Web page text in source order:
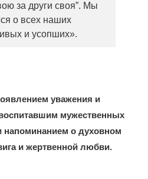
за други своя”. Мы
о всех наших
и усопших».
уважения и
мужественных
напоминанием о духовном
и жертвенной любви.